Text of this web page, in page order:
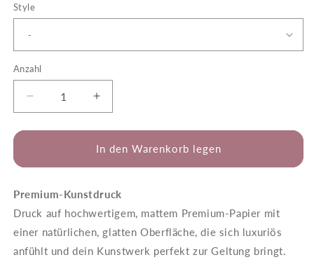
Style
Anzahl
Verringere
die
Menge
Hero
Erhöhe
die
Menge
für
Hero
In den Warenkorb legen
Premium-Kunstdruck
Druck auf hochwertigem, mattem Premium-Papier mit
einer natürlichen, glatten Oberfläche, die sich luxuriös
anfühlt und dein Kunstwerk perfekt zur Geltung bringt.